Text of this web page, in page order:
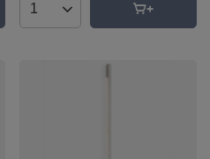
Ilość produktów